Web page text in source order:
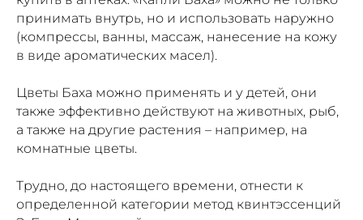
принимать внутрь, но и использовать наружно
(компрессы, ванны, массаж, нанесение на кожу
в виде ароматических масел).
Цветы Баха можно применять и у детей, они
также эффективно действуют на животных, рыб,
а также на другие растения – например, на
комнатные цветы.
Трудно, до настоящего времени, отнести к
определенной категории метод квинтэссенций